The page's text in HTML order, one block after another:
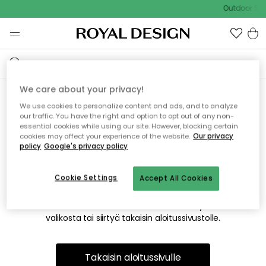
Outdoor
Emme valitettavasti löydä
etsimääsi sivua
Tämä voi johtua siitä, että sivua ei enää ole tai siitä, että se
on siirretty muualle. Pahoittelemme tästä mahdollisesti
valikosta tai siirtyä takaisin aloitussivustolle.
Takaisin aloitussivulle
We care about your privacy!
We use cookies to personalize content and ads, and to analyze
our traffic. You have the right and option to opt out of any non-
essential cookies while using our site. However, blocking certain
cookies may affect your experience of the website. Our privacy
policy Google's privacy policy
Accept All Cookies
Cookie Settings